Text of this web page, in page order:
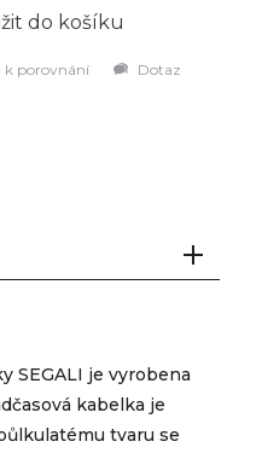
do košíku
k porovnání
Dotaz
SEGALI je vyrobena
kabelka je
tvaru se